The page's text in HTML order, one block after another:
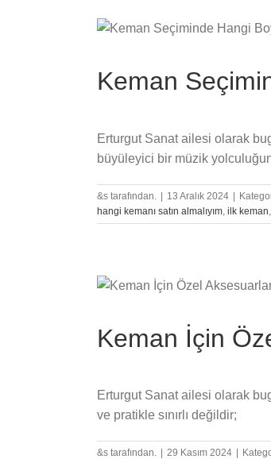
Keman
Erturgut Sanat ailesi olarak
büyüleyici bir müzik
&s tarafından. | 13 Aralık 2024 |
hangi kemanı satın almalıyım ilk keman
Keman İçin
Erturgut Sanat ailesi olarak
ve pratikle sınırlı değildir;
&s tarafından. | 29 Kasım 2024 |